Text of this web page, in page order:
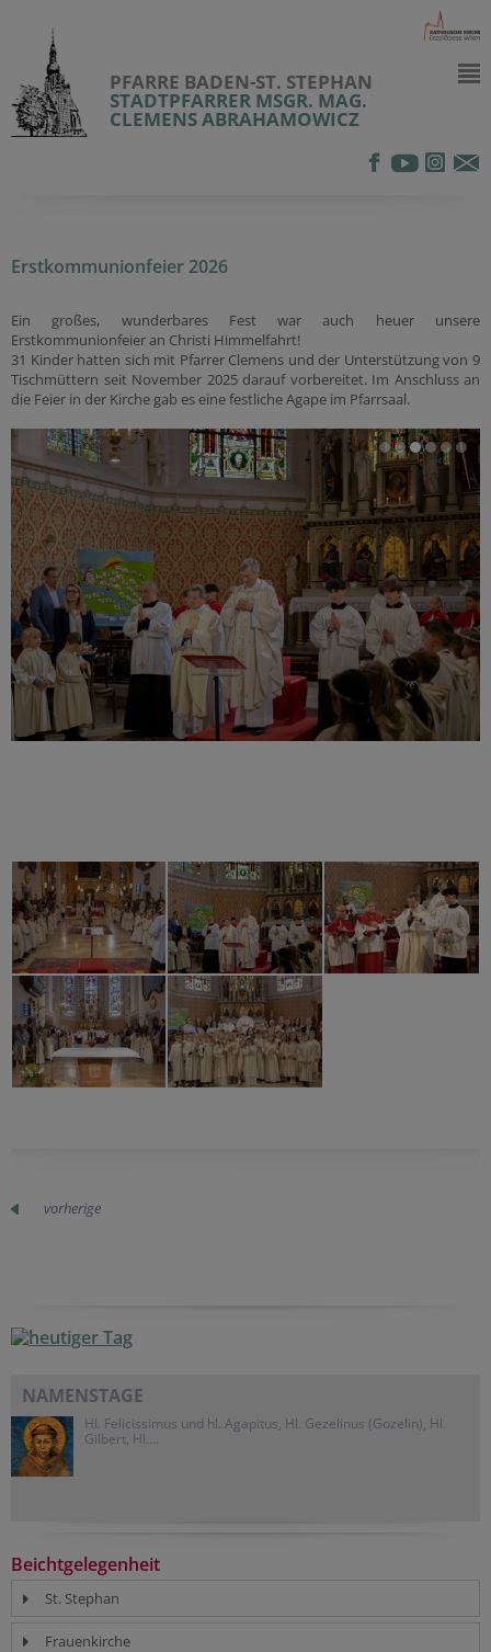
PFARRE BADEN-ST. STEPHAN
STADTPFARRER MSGR. MAG.
CLEMENS ABRAHAMOWICZ
Erstkommunionfeier 2026
Ein großes, wunderbares Fest war auch heuer unsere
Erstkommunionfeier an Christi Himmelfahrt!
31 Kinder hatten sich mit Pfarrer Clemens und der Unterstützung von 9
Tischmüttern seit November 2025 darauf vorbereitet. Im Anschluss an
die Feier in der Kirche gab es eine festliche Agape im Pfarrsaal.
vorherige
NAMENSTAGE
Hl. Felicissimus und hl. Agapitus, Hl. Gezelinus (Gozelin), Hl.
Gilbert, Hl....
Beichtgelegenheit
St. Stephan
Frauenkirche